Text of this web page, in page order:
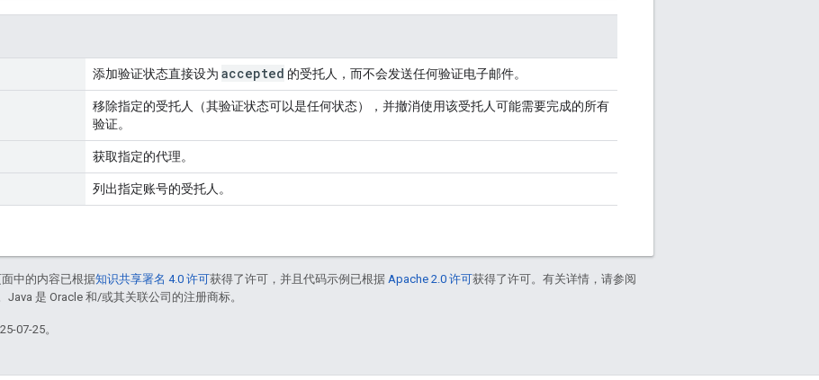
添加验证状态直接设为 accepted 的受托人，而不会发送任何验证电子邮件。
移除指定的受托人（其验证状态可以是任何状态），并撤消使用该受托人可能需要完成的所有
验证。
获取指定的代理。
列出指定账号的受托人。
中的内容已根据知识共享署名 4.0 许可获得了许可，并且代码示例已根据 Apache 2.0 许可获得了许可。有关详情，请参阅
Java 是 Oracle 和/或其关联公司的注册商标。
07-25。